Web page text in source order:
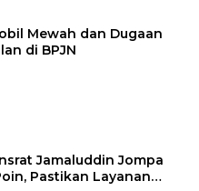
Mewah dan Dugaan
di BPJN
Jamaluddin Jompa
Pastikan Layanan